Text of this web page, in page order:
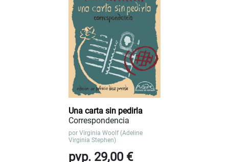
Una carta sin pedirla
Correspondencia
por Virginia Woolf (Adeline
Virginia Stephen)
pvp. 29,00 €